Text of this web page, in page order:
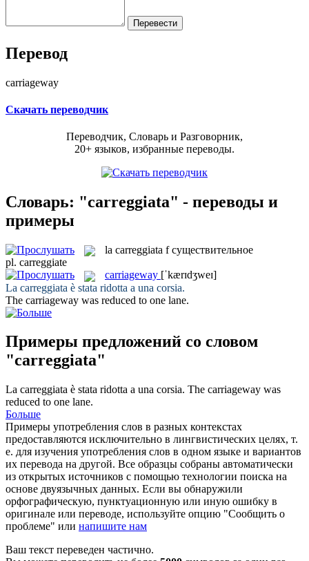
Перевод
carriageway
Скачать переводчик
Переводчик, Словарь и Разговорник,
20+ языков, избранные переводы.
Словарь: "carreggiata" - переводы и
примеры
la carreggiata f существительное
pl. carreggiate
carriageway [ˈkærɪdʒweɪ]
La carreggiata è stata ridotta a una corsia.
The carriageway was reduced to one lane.
Примеры предложений со словом
"carreggiata"
La carreggiata è stata ridotta a una corsia. The carriageway was
reduced to one lane.
Больше
Примеры употребления слов в разных контекстах
предоставляются исключительно в лингвистических целях, т.
е. для изучения употребления слов в одном языке и вариантов
их перевода на другой. Все образцы собраны автоматически
из открытых источников с помощью технологии поиска на
основе двуязычных данных. Если вы обнаружили
орфографическую, пунктуационную или иную ошибку в
оригинале или переводе, используйте опцию "Сообщить о
проблеме" или напишите нам
Ваш текст переведен частично.